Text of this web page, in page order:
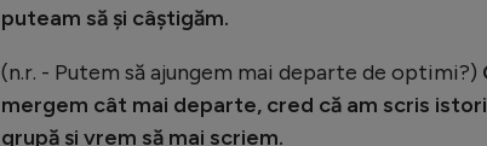
puteam să și câștigăm.
(n.r. - Putem să ajungem mai departe de optimi?)
mergem cât mai departe, cred că am scris
grupă și vrem să mai scriem.